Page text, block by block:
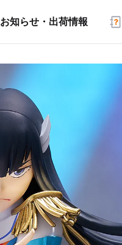
お知らせ・出荷情報